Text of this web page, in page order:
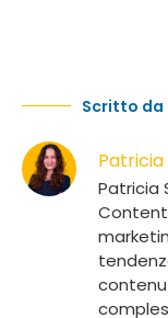
Scritto da
Patricia
Patricia
Content